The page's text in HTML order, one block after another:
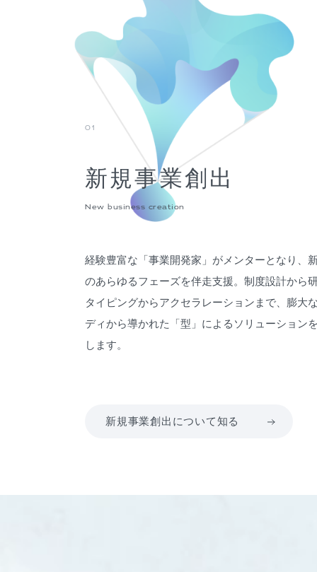
01
新規事業創出
New business creation
経験豊富な「事業開発家」がメンターとなり、
のあらゆるフェーズを伴走支援。制度設計から
タイピングからアクセラレーションまで、膨大
ディから導かれた「型」によるソリューション
します。
新規事業創出について知る